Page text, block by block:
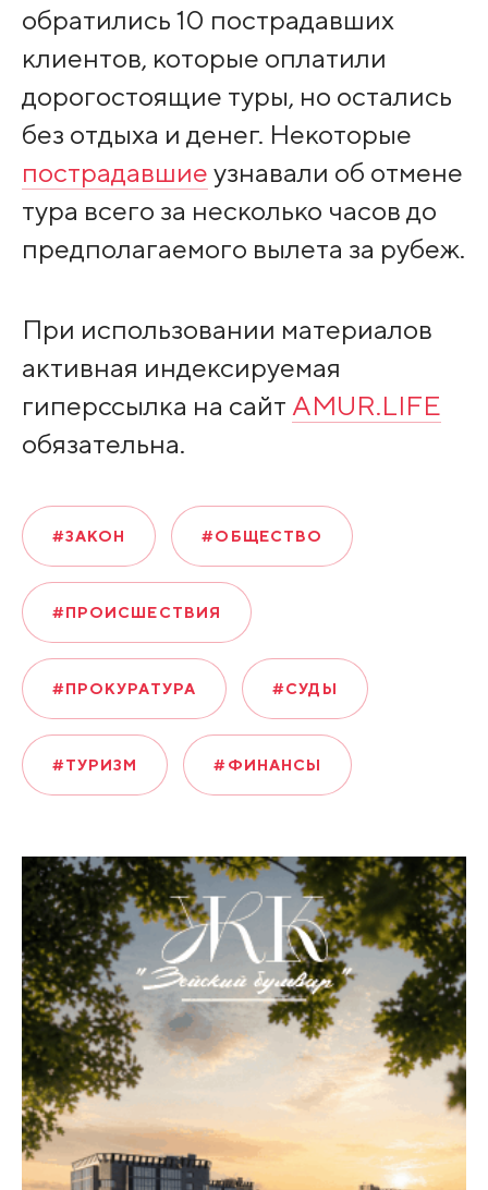
обратились 10 пострадавших
клиентов, которые оплатили
дорогостоящие туры, но остались
без отдыха и денег. Некоторые
пострадавшие узнавали об отмене
тура всего за несколько часов до
предполагаемого вылета за рубеж.
При использовании материалов
активная индексируемая
гиперссылка на сайт AMUR.LIFE
обязательна.
#ЗАКОН #ОБЩЕСТВО
#ПРОИСШЕСТВИЯ
#ПРОКУРАТУРА #СУДЫ
#ТУРИЗМ #ФИНАНСЫ